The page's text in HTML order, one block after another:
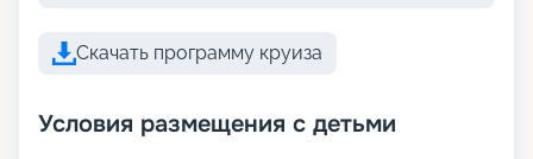
Скачать программу круиза
Условия размещения с детьми